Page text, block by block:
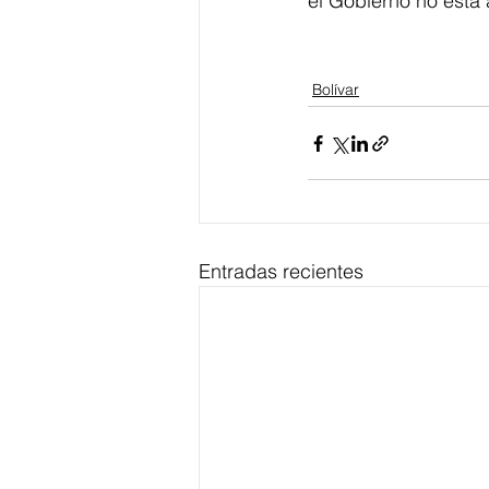
Bolívar
Entradas recientes